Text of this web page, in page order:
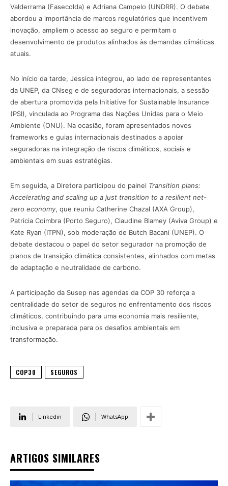
Valderrama (Fasecolda) e Adriana Campelo (UNDRR). O debate
abordou a importância de marcos regulatórios que incentivem
inovação, ampliem o acesso ao seguro e permitam o
desenvolvimento de produtos alinhados às demandas climáticas
atuais.
No início da tarde, Jessica integrou, ao lado de representantes
da UNEP, da CNseg e de seguradoras internacionais, a sessão
de abertura promovida pela Initiative for Sustainable Insurance
(PSI), vinculada ao Programa das Nações Unidas para o Meio
Ambiente (ONU). Na ocasião, foram apresentados novos
frameworks e guias internacionais destinados a apoiar
seguradoras na integração de riscos climáticos, sociais e
ambientais em suas estratégias.
Em seguida, a Diretora participou do painel Transition plans:
Accelerating and scaling up a just transition to a resilient net-
zero economy, que reuniu Catherine Chazal (AXA Group),
Patricia Coimbra (Porto Seguro), Claudine Blamey (Aviva Group) e
Kate Ryan (ITPN), sob moderação de Butch Bacani (UNEP). O
debate destacou o papel do setor segurador na promoção de
planos de transição climática consistentes, alinhados com metas
de adaptação e neutralidade de carbono.
A participação da Susep nas agendas da COP 30 reforça a
centralidade do setor de seguros no enfrentamento dos riscos
climáticos, contribuindo para uma economia mais resiliente,
inclusiva e preparada para os desafios ambientais em
transformação.
COP30 SEGUROS
Linkedin WhatsApp
ARTIGOS SIMILARES